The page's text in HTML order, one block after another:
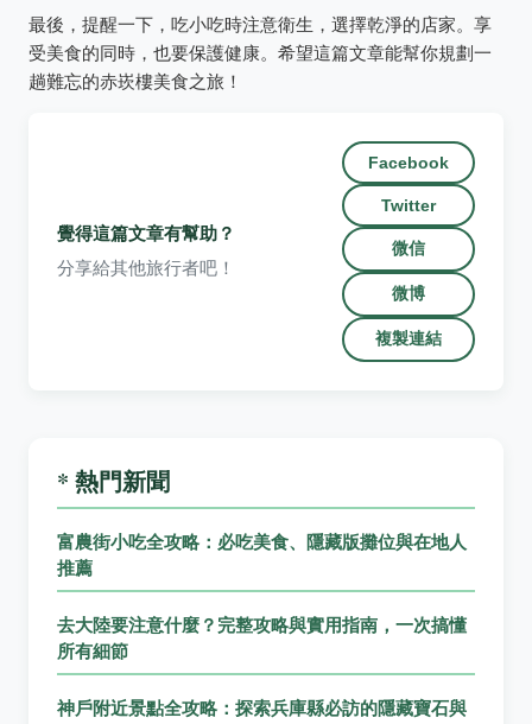
最後，提醒一下，吃小吃時注意衛生，選擇乾淨的店家。享
受美食的同時，也要保護健康。希望這篇文章能幫你規劃一
趟難忘的赤崁樓美食之旅！
覺得這篇文章有幫助？
分享給其他旅行者吧！
Facebook
Twitter
微信
微博
複製連結
* 熱門新聞
富農街小吃全攻略：必吃美食、隱藏版攤位與在地人
推薦
去大陸要注意什麼？完整攻略與實用指南，一次搞懂
所有細節
神戶附近景點全攻略：探索兵庫縣必訪的隱藏寶石與